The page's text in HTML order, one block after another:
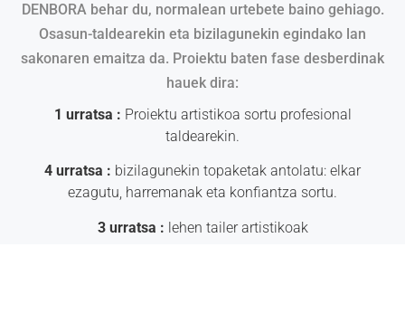
DENBORA behar du, normalean urtebete baino gehiago.
Osasun-taldearekin eta bizilagunekin egindako lan
sakonaren emaitza da. Proiektu baten fase desberdinak
hauek dira:
1 urratsa : Proiektu artistikoa sortu profesional
taldearekin.
4 urratsa : bizilagunekin topaketak antolatu: elkar
ezagutu, harremanak eta konfiantza sortu.
3 urratsa : lehen tailer artistikoak